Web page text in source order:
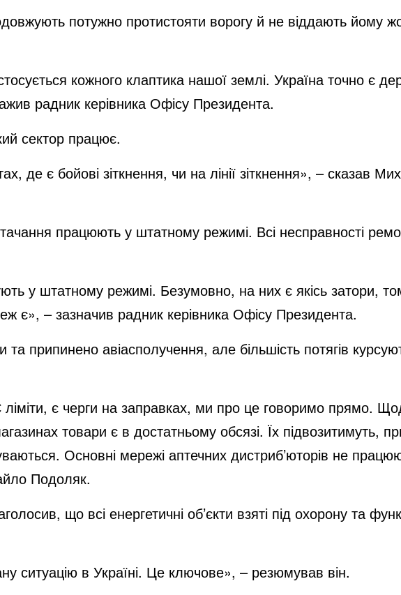
потужно протистояти ворогу й не віддають йому
кожного клаптика нашої землі. Україна точно є
радник керівника Офісу Президента.
сектор працює.
де є бойові зіткнення, чи на лінії зіткнення», – сказав
працюють у штатному режимі. Всі несправності
у штатному режимі. Безумовно, на них є якісь затори,
є», – зазначив радник керівника Офісу Президента.
та припинено авіасполучення, але більшість потягів
є черги на заправках, ми про це говоримо прямо.
товари є в достатньому обсязі. Їх підвозитимуть,
Основні мережі аптечних дистриб’юторів не
Подоляк.
що всі енергетичні об’єкти взяті під охорону та
ситуацію в Україні. Це ключове», – резюмував він.